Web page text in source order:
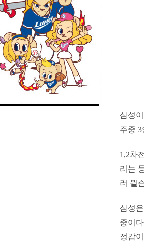
삼성
주중
1,2차
리는
러 윌
삼성
중이
정감